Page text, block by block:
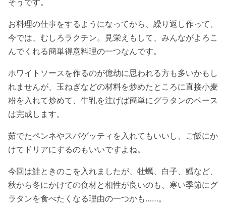
お料理の仕事をするようになってから、繰り返し作って、
今では、むしろラクチン。見栄えもして、みんながよろこ
んでくれる簡単得意料理の一つなんです。
ホワイトソースを作るのが億劫に思われる方も多いかもし
れませんが、玉ねぎなどの材料を炒めたところに直接小麦
粉を入れて炒めて、牛乳を注げば簡単にグラタンのベース
は完成します。
茹でたペンネやスパゲッティを入れてもいいし、ご飯にか
けてドリアにするのもいいですよね。
今回は鮭ときのこを入れましたが、牡蠣、白子、鱈など、
秋から冬にかけての食材と相性が良いのも、寒い季節にグ
ラタンを食べたくなる理由の一つかも……。